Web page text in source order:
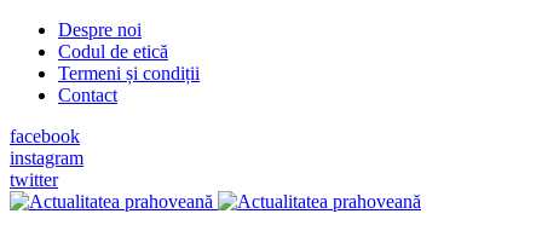
Despre noi
Codul de etică
Termeni și condiții
Contact
facebook
instagram
twitter